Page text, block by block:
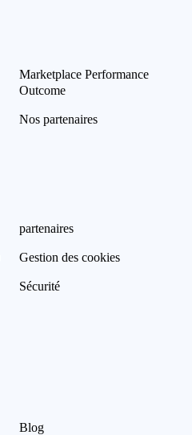
Marketplace Performance
Outcome
Nos partenaires
partenaires
Gestion des cookies
Sécurité
Blog